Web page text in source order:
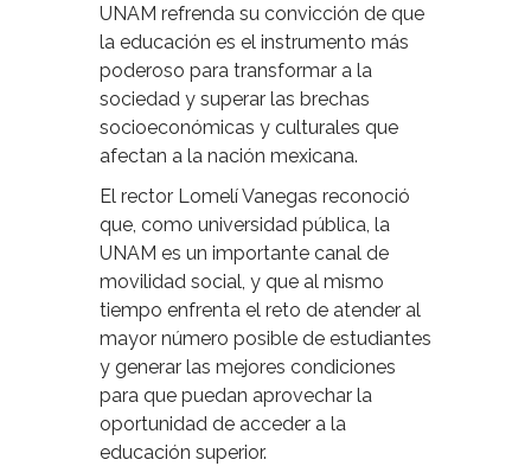
UNAM refrenda su convicción de que
la educación es el instrumento más
poderoso para transformar a la
sociedad y superar las brechas
socioeconómicas y culturales que
afectan a la nación mexicana.
El rector Lomelí Vanegas reconoció
que, como universidad pública, la
UNAM es un importante canal de
movilidad social, y que al mismo
tiempo enfrenta el reto de atender al
mayor número posible de estudiantes
y generar las mejores condiciones
para que puedan aprovechar la
oportunidad de acceder a la
educación superior.